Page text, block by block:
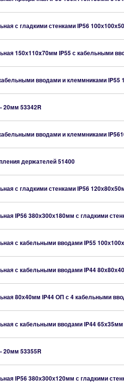
с гладкими стенками IP56
150х110x70мм IP55 с кабельными
вводами и клеммниками IP55
20мм 53342R
вводами и клеммниками
держателей51400
с гладкими стенками IP56
IP56 380х300х180мм с гладкими
с кабельными вводами IP55
с кабельными вводами IP44
80х40мм IP44 ОП с 4 кабельными
с кабельными вводами IP44 65х35мм
20мм 53355R
IP56 380х300х120мм с гладкими